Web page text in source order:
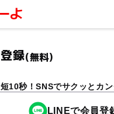
録(無料)
10秒！SNSでサクッとカン
LINEで会員登